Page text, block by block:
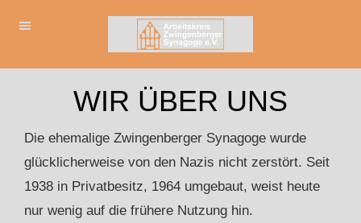
WIR ÜBER UNS
Die ehemalige Zwingenberger Synagoge wurde
glücklicherweise von den Nazis nicht zerstört. Seit
1938 in Privatbesitz, 1964 umgebaut, weist heute
nur wenig auf die frühere Nutzung hin.